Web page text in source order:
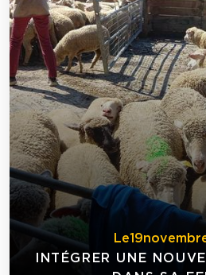
Le19
INTÉGRER UNE